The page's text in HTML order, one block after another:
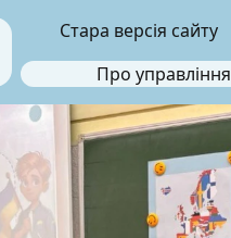
Стара версія сайту
Про управління